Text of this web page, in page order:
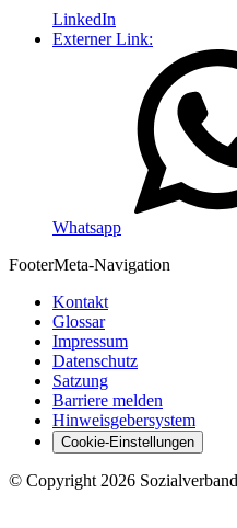
LinkedIn
Externer Link:
Whatsapp
FooterMeta-Navigation
Kontakt
Glossar
Impressum
Datenschutz
Satzung
Barriere melden
Hinweisgebersystem
Cookie-Einstellungen
© Copyright 2026